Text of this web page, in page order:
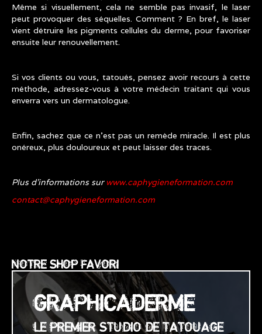
Même si visuellement, cela ne semble pas invasif, le laser
peut provoquer des séquelles. Comment ? En bref, le laser
vient détruire les pigments cellules du derme, pour favoriser
ensuite leur renouvellement.
Si vos clients ou vous, tatoués, pensez avoir recours à cette
méthode, adressez-vous à votre médecin traitant qui vous
enverra vers un dermatologue.
Enfin, sachez que ce n’est pas un remède miracle. Il est plus
onéreux, plus douloureux et peut laisser des traces.
Plus d’informations sur www.caphygieneformation.com
contact@caphygieneformation.com
NOTRE SHOP FAVORI
GRAPHICADERME
LE PREMIER STUDIO DE TATOUAGE